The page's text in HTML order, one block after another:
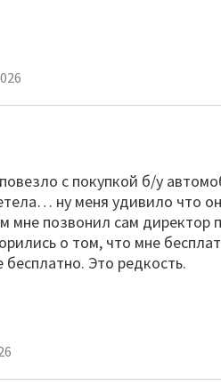
с покупкой б/у
ну меня удивило что
мне позвонил сам директор
о том, что мне
Это редкость.